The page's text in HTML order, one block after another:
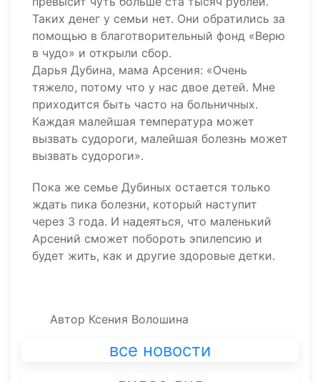
Таких денег у семьи нет. Они обратились за
помощью в благотворительный фонд «Верю
в чудо» и открыли сбор.
Дарья Дубина, мама Арсения: «Очень
тяжело, потому что у нас двое детей. Мне
приходится быть часто на больничных.
Каждая малейшая температура может
вызвать судороги, малейшая болезнь может
вызвать судороги».
Пока же семье Дубиных остается только
ждать пика болезни, который наступит
через 3 года. И надеяться, что маленький
Арсений сможет побороть эпилепсию и
будет жить, как и другие здоровые детки.
Автор Ксения Волошина
все новости